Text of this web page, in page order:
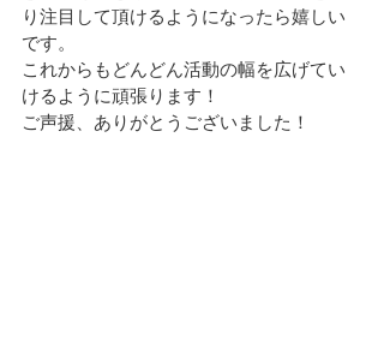
り注目して頂けるようになったら嬉しい
です。
これからもどんどん活動の幅を広げてい
けるように頑張ります！
ご声援、ありがとうございました！